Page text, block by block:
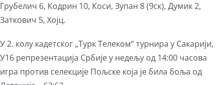
Грубелич 6, Кодрин 10, Коси, Зупан 8 (9ск), Думик 2,
Заткович 5, Хојц.
У 2. колу кадетског „Турк Телеком“ турнира у Сакарији,
У16 репрезентација Србије у недељу од 14:00 часова
игра против селекције Пољске која је била боља од